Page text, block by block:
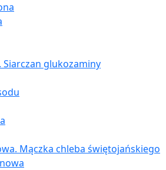
Siarczan glukozaminy
Mączka chleba świętojańskiego